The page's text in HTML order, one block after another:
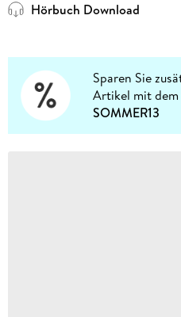
Hörbuch Download
Sparen Sie
Artikel mit
SOMMER13